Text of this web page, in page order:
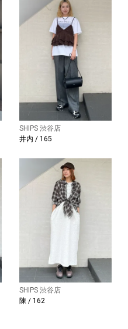
SHIPS 渋谷店
井内 / 165
SHIPS 渋谷店
陳 / 162